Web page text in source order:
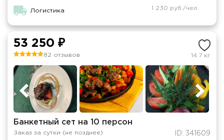
Логистика 1 230 руб./чел.
53 250 ₽
82 отзывов 14.7 кг
Банкетный сет на 10 персон
Заказ за сутки (не позднее) ID: 341609